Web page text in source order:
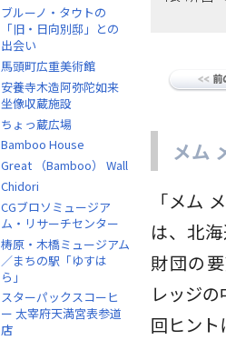
ブルーノ・タウトの
「旧・日向別邸」との
出会い
馬頭町広重美術館
安養寺木造阿弥陀如来
坐像収蔵施設
ちょっ蔵広場
Bamboo House
Great （Bamboo） Wall
Chidori
CGブロソミュージア
ム・リサーチセンター
梼原・木橋ミュージアム
／まちの駅「ゆすは
ら」
スターパックスコーヒ
ー 太宰府天満宮表参道
店
メム
「メム
は、北
財団の
レッジ
回ヒント